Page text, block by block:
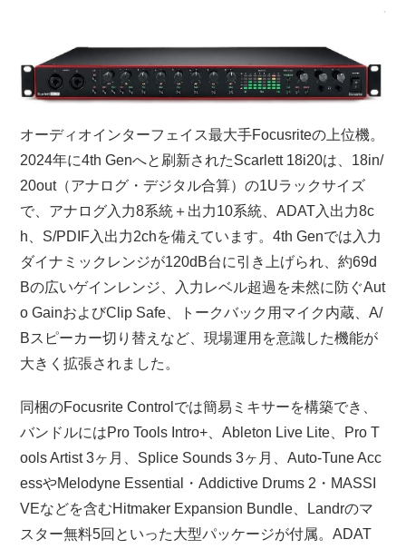
オーディオインターフェイス最大手Focusriteの上位機。
2024年に4th Genへと刷新されたScarlett 18i20は、18in/
20out（アナログ・デジタル合算）の1Uラックサイズ
で、アナログ入力8系統＋出力10系統、ADAT入出力8c
h、S/PDIF入出力2chを備えています。4th Genでは入力
ダイナミックレンジが120dB台に引き上げられ、約69d
Bの広いゲインレンジ、入力レベル超過を未然に防ぐAut
o GainおよびClip Safe、トークバック用マイク内蔵、A/
Bスピーカー切り替えなど、現場運用を意識した機能が
大きく拡張されました。
同梱のFocusrite Controlでは簡易ミキサーを構築でき、
バンドルにはPro Tools Intro+、Ableton Live Lite、Pro T
ools Artist 3ヶ月、Splice Sounds 3ヶ月、Auto-Tune Acc
essやMelodyne Essential・Addictive Drums 2・MASSI
VEなどを含むHitmaker Expansion Bundle、Landrのマ
スター無料5回といった大型パッケージが付属。ADAT